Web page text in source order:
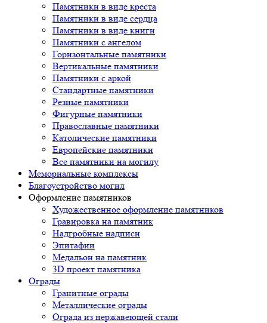
Памятники в виде креста
Памятники в виде сердца
Памятники в виде книги
Памятники с ангелом
Горизонтальные памятники
Вертикальные памятники
Памятники с аркой
Стандартные памятники
Резные памятники
Фигурные памятники
Православные памятники
Католические памятники
Европейские памятники
Все памятники на могилу
Мемориальные комплексы
Благоустройство могил
Оформление памятников
Художественное оформление памятников
Гравировка на памятник
Надгробные надписи
Эпитафии
Медальон на памятник
3D проект памятника
Ограды
Гранитные ограды
Металлические ограды
Ограда из нержавеющей стали